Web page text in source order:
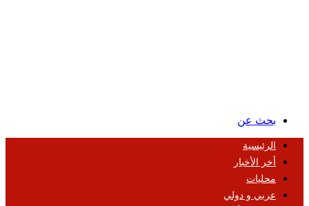
بحث عن
الرئيسية
أخر الأخبار
محليات
عربي و دولي